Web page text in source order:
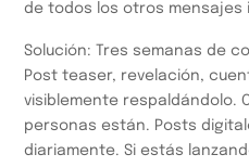
de todos los otros mensajes
Solución: Tres semanas de
Post teaser, revelación,
visiblemente respaldándolo.
personas están. Posts
diariamente. Si estás